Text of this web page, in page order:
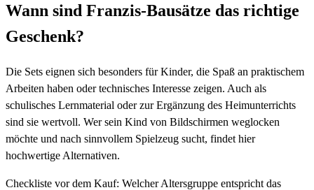
Wann sind Franzis-Bausätze das richtige
Geschenk?
Die Sets eignen sich besonders für Kinder, die Spaß an praktischem
Arbeiten haben oder technisches Interesse zeigen. Auch als
schulisches Lernmaterial oder zur Ergänzung des Heimunterrichts
sind sie wertvoll. Wer sein Kind von Bildschirmen weglocken
möchte und nach sinnvollem Spielzeug sucht, findet hier
hochwertige Alternativen.
Checkliste vor dem Kauf: Welcher Altersgruppe entspricht das